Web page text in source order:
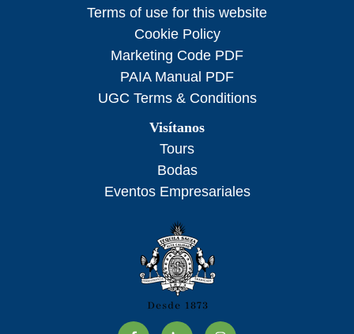
Terms of use for this website
Cookie Policy
Marketing Code PDF
PAIA Manual PDF
UGC Terms & Conditions
Visítanos
Tours
Bodas
Eventos Empresariales